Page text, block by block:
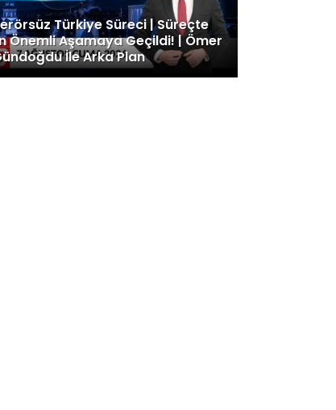
Türkiye Süreci | Süreçte
Önemli Aşamaya Geçildi! | Ömer
İle Arka Plan